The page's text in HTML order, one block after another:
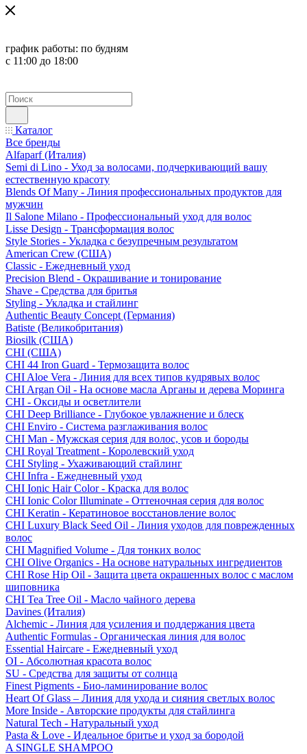
график работы: по будням
с 11:00 до 18:00
Каталог
Все бренды
Alfaparf (Италия)
Semi di Lino - Уход за волосами, подчеркивающий вашу
естественную красоту
Blends Of Many - Линия профессиональных продуктов для
мужчин
Il Salone Milano - Профессиональный уход для волос
Lisse Design - Трансформация волос
Style Stories - Укладка с безупречным результатом
American Crew (США)
Classic - Ежедневный уход
Precision Blend - Окрашивание и тонирование
Shave - Средства для бритья
Styling - Укладка и стайлинг
Authentic Beauty Concept (Германия)
Batiste (Великобритания)
Biosilk (США)
CHI (США)
CHI 44 Iron Guard - Термозащита волос
CHI Aloe Vera - Линия для всех типов кудрявых волос
CHI Argan Oil - На основе масла Арганы и дерева Моринга
CHI - Оксиды и осветлители
CHI Deep Brilliance - Глубокое увлажнение и блеск
CHI Enviro - Система разглаживания волос
CHI Man - Мужская серия для волос, усов и бороды
CHI Royal Treatment - Королевский уход
CHI Styling - Ухаживающий стайлинг
CHI Infra - Ежедневный уход
CHI Ionic Hair Color - Краска для волос
CHI Ionic Color Illuminate - Оттеночная серия для волос
CHI Keratin - Кератиновое восстановление волос
CHI Luxury Black Seed Oil - Линия уходов для поврежденных
волос
CHI Magnified Volume - Для тонких волос
CHI Olive Organics - На основе натуральных ингредиентов
CHI Rose Hip Oil - Защита цвета окрашенных волос с маслом
шиповника
CHI Tea Tree Oil - Масло чайного дерева
Davines (Италия)
Alchemic - Линия для усиления и поддержания цвета
Authentic Formulas - Органическая линия для волос
Essential Haircare - Eжедневный уход
OI - Абсолютная красота волос
SU - Средства для защиты от солнца
Finest Pigments - Био-ламинирование волос
Heart Of Glass – Линия для ухода и сияния светлых волос
More Inside - Авторские продукты для стайлинга
Natural Tech - Натуральный уход
Pasta & Love - Идеальное бритье и уход за бородой
A SINGLE SHAMPOO